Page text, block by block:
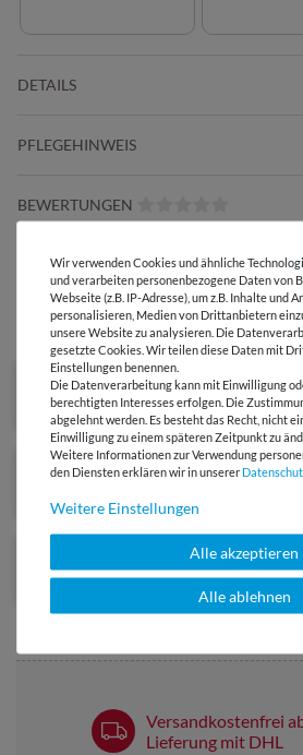
DETAILS
PFLEGEHINWEIS
BEWERTUNGEN
HERSTELLERINFORMATIONEN
DIESER STOFF IN
Versandkostenfrei
Lieferung mit DHL
Wir verwenden Cookies und ähnliche
und verarbeiten personenbezogene Daten von
Webseite (z.B. IP-Adresse), um z.B. Inhalte und
personalisieren, Medien von Drittanbietern
unsere Website zu analysieren. Die
gesetzte Cookies. Wir teilen diese Daten mit
Einstellungen benennen.
Die Datenverarbeitung kann mit Einwilligung
berechtigten Interesses erfolgen. Die
abgelehnt werden. Es besteht das Recht, nicht
Einwilligung zu einem späteren Zeitpunkt zu
Weitere Informationen zur Verwendung
den Diensten erklären wir in unserer
Weitere Einstellungen
Alle akzeptieren
Alle ablehnen